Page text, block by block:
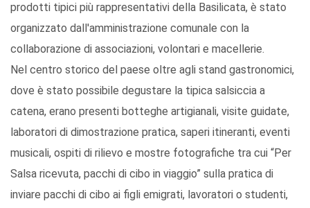
prodotti tipici più rappresentativi della Basilicata, è stato
organizzato dall'amministrazione comunale con la
collaborazione di associazioni, volontari e macellerie.
Nel centro storico del paese oltre agli stand gastronomici,
dove è stato possibile degustare la tipica salsiccia a
catena, erano presenti botteghe artigianali, visite guidate,
laboratori di dimostrazione pratica, saperi itineranti, eventi
musicali, ospiti di rilievo e mostre fotografiche tra cui “Per
Salsa ricevuta, pacchi di cibo in viaggio” sulla pratica di
inviare pacchi di cibo ai figli emigrati, lavoratori o studenti,